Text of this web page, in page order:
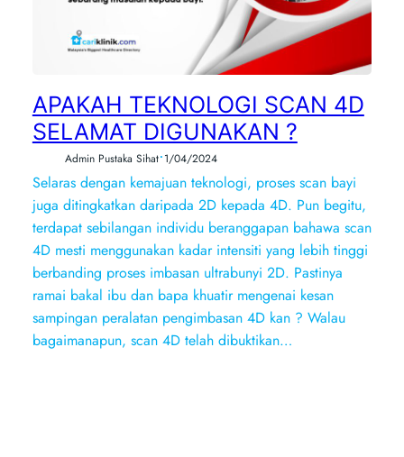
APAKAH TEKNOLOGI SCAN 4D
SELAMAT DIGUNAKAN ?
Admin Pustaka Sihat•1/04/2024
Selaras dengan kemajuan teknologi, proses scan bayi
juga ditingkatkan daripada 2D kepada 4D. Pun begitu,
terdapat sebilangan individu beranggapan bahawa scan
4D mesti menggunakan kadar intensiti yang lebih tinggi
berbanding proses imbasan ultrabunyi 2D. Pastinya
ramai bakal ibu dan bapa khuatir mengenai kesan
sampingan peralatan pengimbasan 4D kan ? Walau
bagaimanapun, scan 4D telah dibuktikan…